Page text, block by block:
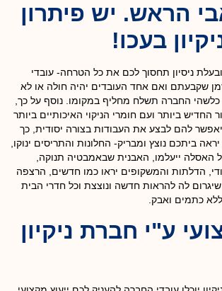
הראש. יש פיתרון
בעכו!
ניסיון תחסוך לכם את כל הטרחה- עובדי
שקבעתם ואם אחד העובדים יהיה חולה או לא
כלשהי החברה תשלח מחליף במקומו. נוסף על כך,
החדיש ביותר ועם חומרי הניקוי האיכותיים ביותר
יאפשר להם לבצע את העבודות בצורה יסודית, כך
ביתכם נוצץ ומבריק- החלונות והתריסים ינוקו,
האסלה ייעלמו, האבנית שבאמבטיה תנוקה,
הדלתות והמשקופים יראו כמו חדשים, הרצפה
לה להראות חדשה ונוצצת וכל חדרי הבית
כתמים ואבק.
ע"י חברת ניקיון